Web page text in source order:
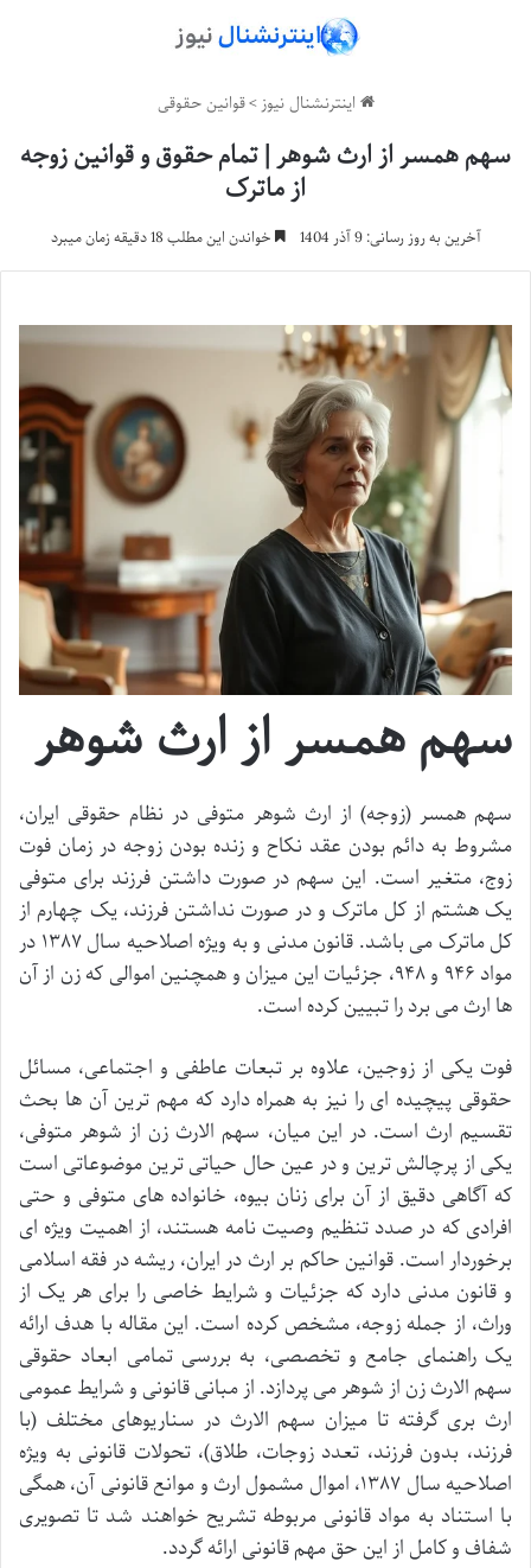
اینترنشنال نیوز>قوانین حقوقی
سهم همسر از ارث شوهر | تمام حقوق و قوانین زوجه
از ماترک
آخرین به روز رسانی: 9 آذر 1404 خواندن این مطلب 18 دقیقه زمان میبرد
سهم همسر از ارث شوهر
سهم همسر (زوجه) از ارث شوهر متوفی در نظام حقوقی ایران،
مشروط به دائم بودن عقد نکاح و زنده بودن زوجه در زمان فوت
زوج، متغیر است. این سهم در صورت داشتن فرزند برای متوفی
یک هشتم از کل ماترک و در صورت نداشتن فرزند، یک چهارم از
کل ماترک می باشد. قانون مدنی و به ویژه اصلاحیه سال ۱۳۸۷ در
مواد ۹۴۶ و ۹۴۸، جزئیات این میزان و همچنین اموالی که زن از آن
ها ارث می برد را تبیین کرده است.
فوت یکی از زوجین، علاوه بر تبعات عاطفی و اجتماعی، مسائل
حقوقی پیچیده ای را نیز به همراه دارد که مهم ترین آن ها بحث
تقسیم ارث است. در این میان، سهم الارث زن از شوهر متوفی،
یکی از پرچالش ترین و در عین حال حیاتی ترین موضوعاتی است
که آگاهی دقیق از آن برای زنان بیوه، خانواده های متوفی و حتی
افرادی که در صدد تنظیم وصیت نامه هستند، از اهمیت ویژه ای
برخوردار است. قوانین حاکم بر ارث در ایران، ریشه در فقه اسلامی
و قانون مدنی دارد که جزئیات و شرایط خاصی را برای هر یک از
وراث، از جمله زوجه، مشخص کرده است. این مقاله با هدف ارائه
یک راهنمای جامع و تخصصی، به بررسی تمامی ابعاد حقوقی
سهم الارث زن از شوهر می پردازد. از مبانی قانونی و شرایط عمومی
ارث بری گرفته تا میزان سهم الارث در سناریوهای مختلف (با
فرزند، بدون فرزند، تعدد زوجات، طلاق)، تحولات قانونی به ویژه
اصلاحیه سال ۱۳۸۷، اموال مشمول ارث و موانع قانونی آن، همگی
با استناد به مواد قانونی مربوطه تشریح خواهند شد تا تصویری
شفاف و کامل از این حق مهم قانونی ارائه گردد.